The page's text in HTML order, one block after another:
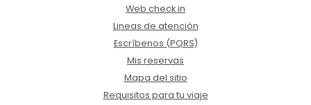
Web check in
Lineas de atención
Escríbenos (PQRS)
Mis reservas
Mapa del sitio
Requisitos para tu viaje